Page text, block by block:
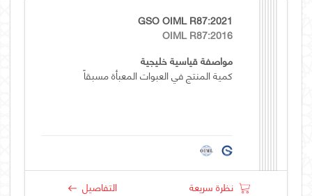
GSO OIML R87:2021
OIML R87:2016
مواصفة قياسية خليجية
كمية المنتج في العبوات المعبأة مسبقاً
نظرة سريعة التفاصيل